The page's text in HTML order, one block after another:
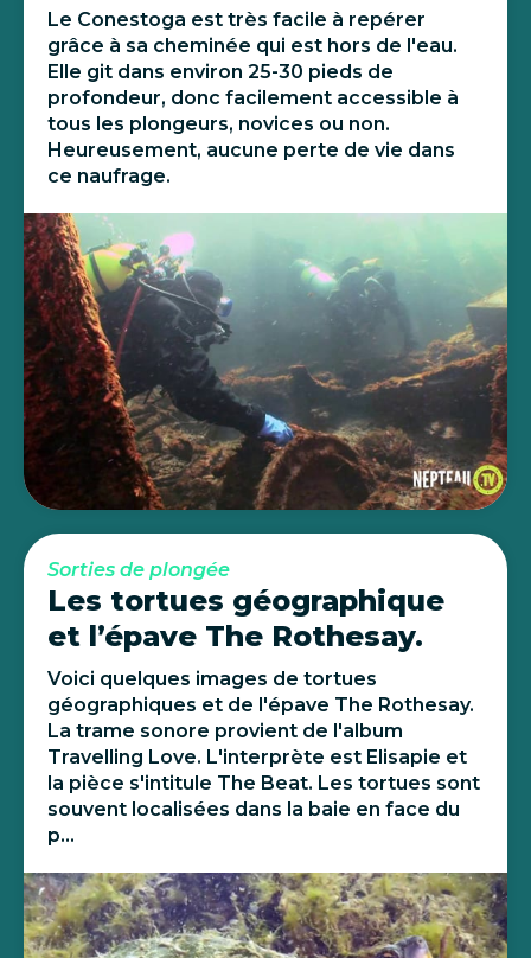
Le Conestoga est très facile à repérer
grâce à sa cheminée qui est hors de l'eau.
Elle git dans environ 25-30 pieds de
profondeur, donc facilement accessible à
tous les plongeurs, novices ou non.
Heureusement, aucune perte de vie dans
ce naufrage.
Sorties de plongée
Les tortues géographique
et l’épave The Rothesay.
Voici quelques images de tortues
géographiques et de l'épave The Rothesay.
La trame sonore provient de l'album
Travelling Love. L'interprète est Elisapie et
la pièce s'intitule The Beat. Les tortues sont
souvent localisées dans la baie en face du
p...